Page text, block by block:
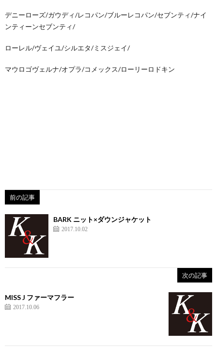
デニーローズ/ガウディ/レコパン/ブルーレコパン/セブンティ/ナイ
ンティーンセブンティ/
ローレル/ヴェイユ/シルエタ/ミスジェイ/
マウロゴヴェルナ/オプラ/コメックス/ローリーロドキン
前の記事
BARK ニット×ダウンジャケット
2017.10.02
次の記事
MISS J ファーマフラー
2017.10.06